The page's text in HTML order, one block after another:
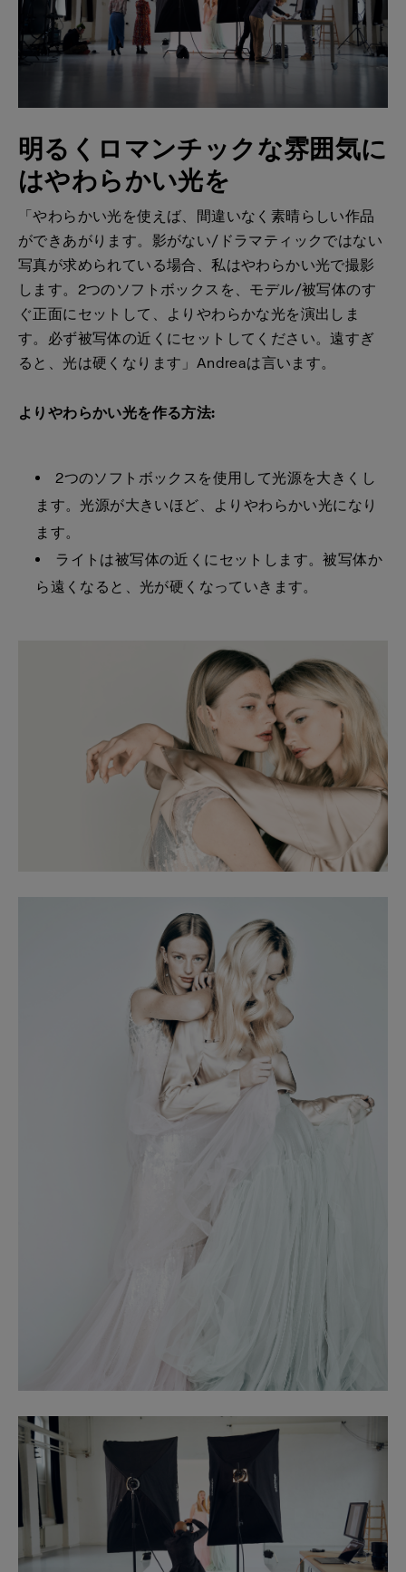
明るくロマンチックな雰囲気に
はやわらかい光を
「やわらかい光を使えば、間違いなく素晴らしい作品
ができあがります。影がない/ドラマティックではない
写真が求められている場合、私はやわらかい光で撮影
します。2つのソフトボックスを、モデル/被写体のす
ぐ正面にセットして、よりやわらかな光を演出しま
す。必ず被写体の近くにセットしてください。遠すぎ
ると、光は硬くなります」Andreaは言います。
よりやわらかい光を作る方法:
2つのソフトボックスを使用して光源を大きくし
ます。光源が大きいほど、よりやわらかい光になり
ます。
ライトは被写体の近くにセットします。被写体か
ら遠くなると、光が硬くなっていきます。